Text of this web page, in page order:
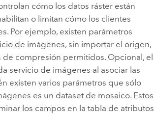
cómo los datos ráster están
o limitan cómo los clientes
Por ejemplo, existen parámetros
de imágenes, sin importar el origen,
compresión permitidos. Opcional, el
servicio de imágenes al asociar las
existen varios parámetros que sólo
es un dataset de mosaico. Estos
los campos en la tabla de atributos